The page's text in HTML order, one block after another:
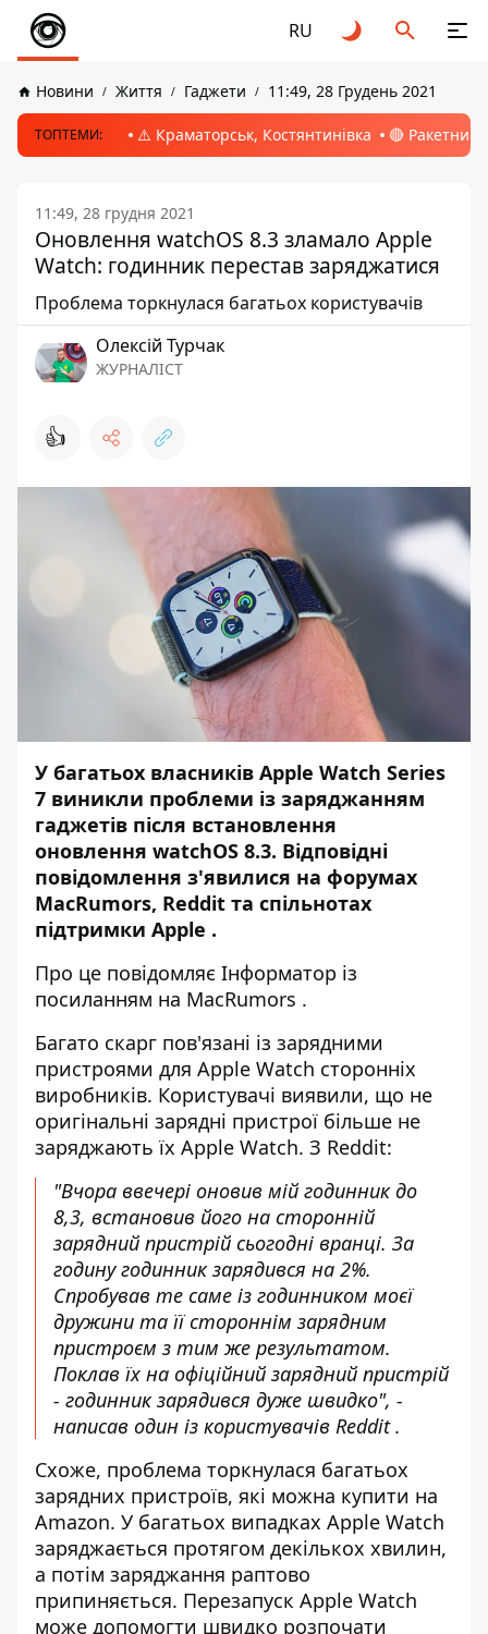
RU
Новини Життя Гаджети 11:49, 28 Грудень 2021
ТОПТЕМИ: ⚠️ Краматорськ, Костянтинівка 🔴 Ракетний
11:49, 28 грудня 2021
Оновлення watchOS 8.3 зламало Apple
Watch: годинник перестав заряджатися
Проблема торкнулася багатьох користувачів
Олексій Турчак
ЖУРНАЛІСТ
👍
У багатьох власників Apple Watch Series
7 виникли проблеми із заряджанням
гаджетів після встановлення
оновлення watchOS 8.3. Відповідні
повідомлення з'явилися на форумах
MacRumors, Reddit та спільнотах
підтримки Apple .
Про це повідомляє Інформатор із
посиланням на MacRumors .
Багато скарг пов'язані із зарядними
пристроями для Apple Watch сторонніх
виробників. Користувачі виявили, що не
оригінальні зарядні пристрої більше не
заряджають їх Apple Watch. З Reddit:
"Вчора ввечері оновив мій годинник до
8,3, встановив його на сторонній
зарядний пристрій сьогодні вранці. За
годину годинник зарядився на 2%.
Спробував те саме із годинником моєї
дружини та її стороннім зарядним
пристроєм з тим же результатом.
Поклав їх на офіційний зарядний пристрій
- годинник зарядився дуже швидко", -
написав один із користувачів Reddit.
Схоже, проблема торкнулася багатьох
зарядних пристроїв, які можна купити на
Amazon. У багатьох випадках Apple Watch
заряджається протягом декількох хвилин,
а потім заряджання раптово
припиняється. Перезапуск Apple Watch
може допомогти швидко розпочати